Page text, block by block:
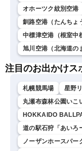
オホーツク紋別空港
釧路空港（たんちょ
中標津空港（根室中
旭川空港（北海道の
注目のお出かけス
札幌競馬場
星野
丸瀬布森林公園いこ
HOKKAIDO
道の駅石狩「あいろ
ノーザンホースパー